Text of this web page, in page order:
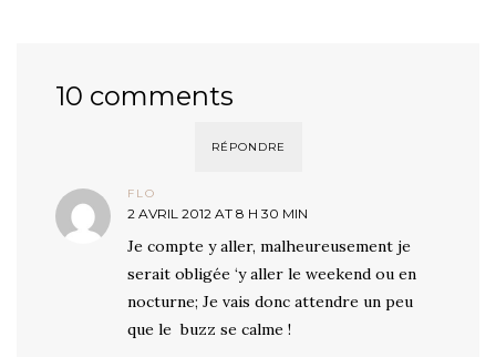
10 comments
RÉPONDRE
FLO
2 AVRIL 2012 AT 8 H 30 MIN
Je compte y aller, malheureusement je
serait obligée ‘y aller le weekend ou en
nocturne; Je vais donc attendre un peu
que le buzz se calme !